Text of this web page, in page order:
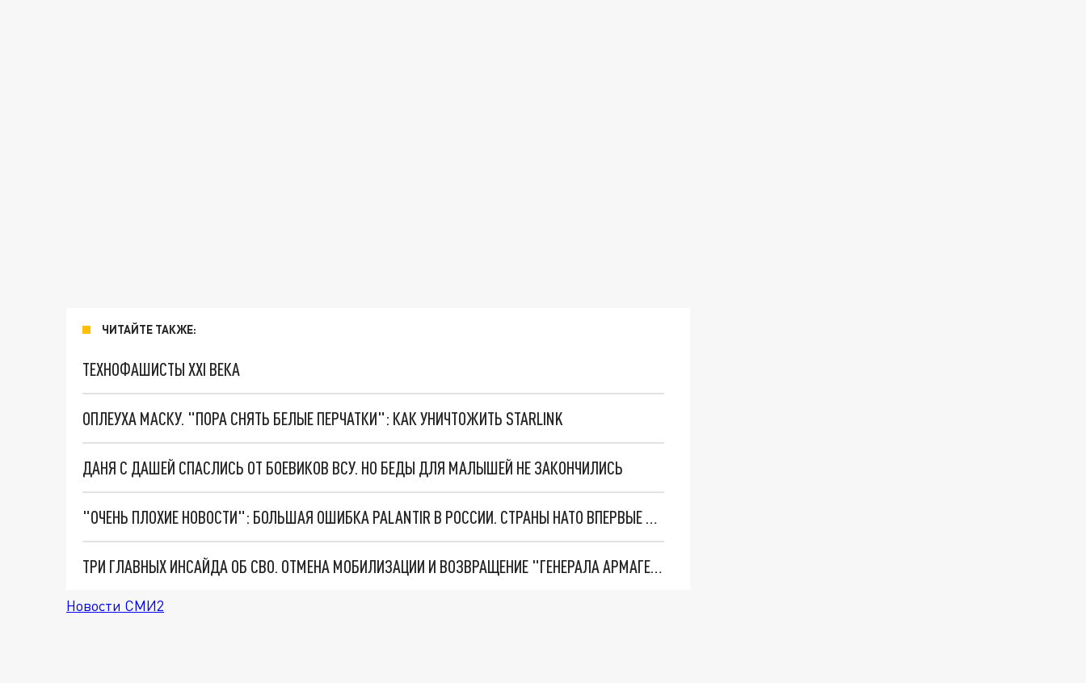
ЧИТАЙТЕ ТАКЖЕ:
ТЕХНОФАШИСТЫ XXI ВЕКА
ОПЛЕУХА МАСКУ. "ПОРА СНЯТЬ БЕЛЫЕ ПЕРЧАТКИ": КАК УНИЧТОЖИТЬ STARLINK
ДАНЯ С ДАШЕЙ СПАСЛИСЬ ОТ БОЕВИКОВ ВСУ. НО БЕДЫ ДЛЯ МАЛЫШЕЙ НЕ ЗАКОНЧИЛИСЬ
"ОЧЕНЬ ПЛОХИЕ НОВОСТИ": БОЛЬШАЯ ОШИБКА PALANTIR В РОССИИ. СТРАНЫ НАТО ВПЕРВЫЕ ЗА СВО ОСТАНОВИЛИ ПОСТАВКИ ОРУЖИЯ. ВСУ ТЕРЯЮТ ПРИГРАНИЧЬЕ?
ТРИ ГЛАВНЫХ ИНСАЙДА ОБ СВО. ОТМЕНА МОБИЛИЗАЦИИ И ВОЗВРАЩЕНИЕ "ГЕНЕРАЛА АРМАГЕДДОНА"? ОТЛИЧНЫЕ НОВОСТИ, КОТОРЫЕ ЖДАЛИ ВСЕ
Новости СМИ2